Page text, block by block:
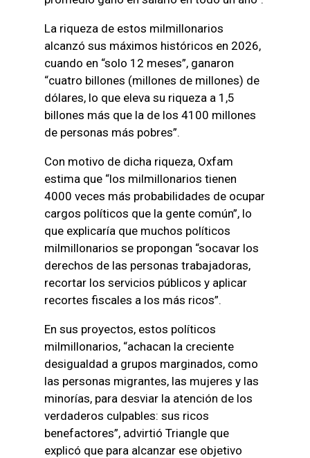
La riqueza de estos milmillonarios
alcanzó sus máximos históricos en 2026,
cuando en “solo 12 meses”, ganaron
“cuatro billones (millones de millones) de
dólares, lo que eleva su riqueza a 1,5
billones más que la de los 4100 millones
de personas más pobres”.
Con motivo de dicha riqueza, Oxfam
estima que “los milmillonarios tienen
4000 veces más probabilidades de ocupar
cargos políticos que la gente común”, lo
que explicaría que muchos políticos
milmillonarios se propongan “socavar los
derechos de las personas trabajadoras,
recortar los servicios públicos y aplicar
recortes fiscales a los más ricos”.
En sus proyectos, estos políticos
milmillonarios, “achacan la creciente
desigualdad a grupos marginados, como
las personas migrantes, las mujeres y las
minorías, para desviar la atención de los
verdaderos culpables: sus ricos
benefactores”, advirtió Triangle que
explicó que para alcanzar ese objetivo